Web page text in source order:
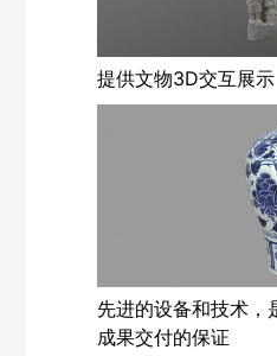
提供文物3D交互展示
先进的设备和技术，
成果交付的保证